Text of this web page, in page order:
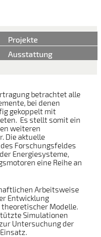
Projekte
Ausstattung
betrachtet alle
bei denen
gekoppelt mit
Es stellt somit ein
weiteren
Die aktuelle
Forschungsfeldes
Energiesysteme,
eine Reihe an
Arbeitsweise
Entwicklung
Modelle.
Simulationen
Untersuchung der